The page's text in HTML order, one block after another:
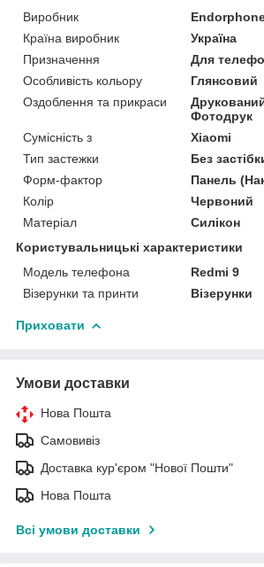
Виробник
Країна виробник
Україна
Призначення
Для
Особливість кольору
Глянсовий
Оздоблення та прикраси
Фотодрук
Сумісність з
Xiaomi
Тип застежки
Без
Форм-фактор
Панель
Колір
Червоний
Матеріал
Силікон
Користувальницькі характеристики
Модель телефона
Redmi 9
Візерунки та принти
Візерунки
Приховати
Умови доставки
Нова Пошта
Самовивіз
Доставка кур'єром "Нової Пошти"
Нова Пошта
Всі умови доставки